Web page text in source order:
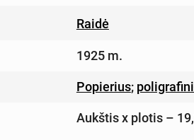
Raidė
1925 m.
Popierius;
Aukštis x plotis –